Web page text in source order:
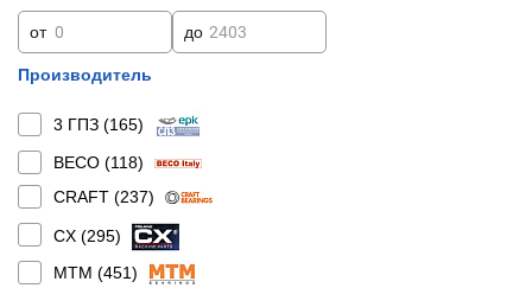
от до
Производитель
3 ГПЗ (165)
BECO (118)
CRAFT (237)
CX (295)
MTM (451)